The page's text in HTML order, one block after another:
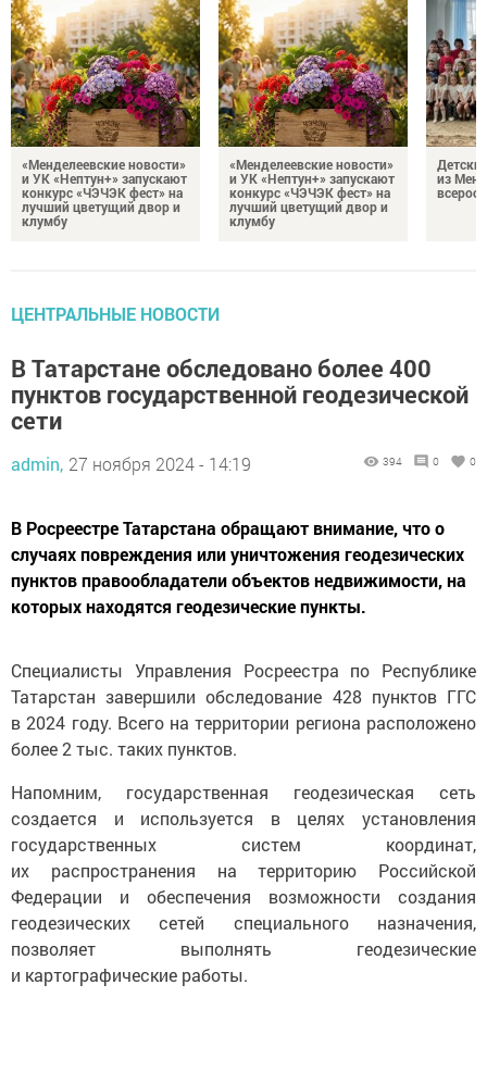
«Менделеевские новости»
и УК «Нептун+» запускают
конкурс «ЧЭЧЭК фест» на
лучший цветущий двор и
клумбу
«Менделеевские новости»
и УК «Нептун+» запускают
конкурс «ЧЭЧЭК фест» на
лучший цветущий двор и
клумбу
из
ЦЕНТРАЛЬНЫЕ НОВОСТИ
В Татарстане обследовано более 400
пунктов государственной геодезической
сети
admin, 27 ноября 2024 - 14:19 394 0 0
В Росреестре Татарстана обращают внимание, что о
случаях повреждения или уничтожения геодезических
пунктов правообладатели объектов недвижимости, на
которых находятся геодезические пункты.
Специалисты Управления Росреестра по Республике
Татарстан завершили обследование 428 пунктов ГГС
в 2024 году. Всего на территории региона расположено
более 2 тыс. таких пунктов.
Напомним, государственная геодезическая сеть
создается и используется в целях установления
государственных систем координат,
их распространения на территорию Российской
Федерации и обеспечения возможности создания
геодезических сетей специального назначения,
позволяет выполнять геодезические
и картографические работы.